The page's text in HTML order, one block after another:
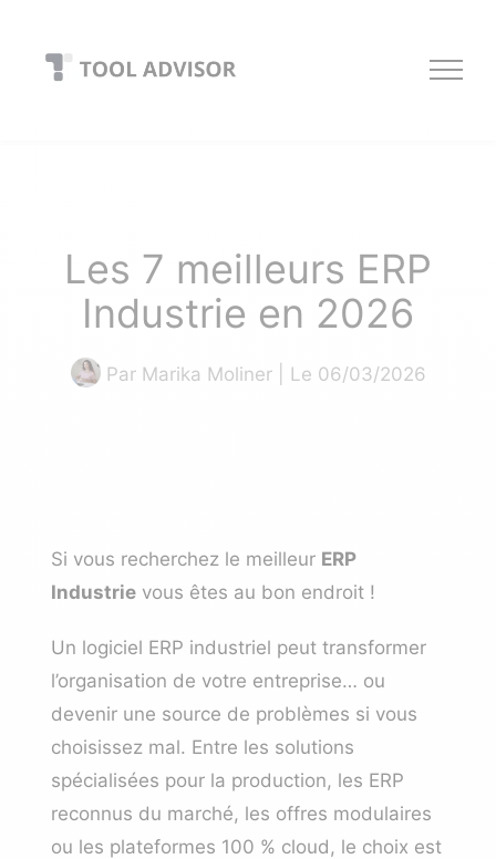
content
Les 7 meilleurs ERP
Industrie en 2026
Par Marika Moliner| Le 06/03/2026
Si vous recherchez le meilleur ERP
Industrie vous êtes au bon endroit !
Un logiciel ERP industriel peut transformer
l’organisation de votre entreprise… ou
devenir une source de problèmes si vous
choisissez mal. Entre les solutions
spécialisées pour la production, les ERP
reconnus du marché, les offres modulaires
ou les plateformes 100 % cloud, le choix est